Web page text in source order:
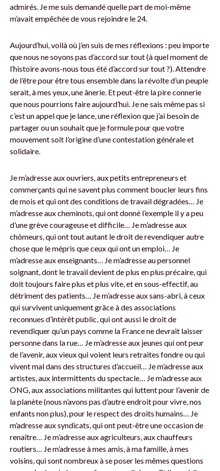
admirés. Je me suis demandé quelle part de moi-même
m’avait empêchée de vous rejoindre le 24.
Aujourd’hui, voilà où j’en suis de mes réflexions : peu importe
que nous ne soyons pas d’accord sur tout (à quel moment de
l’histoire avons-nous tous été d’accord sur tout ?). Attendre
de l’être pour être tous ensemble dans la révolte d’un peuple
serait, à mes yeux, une ânerie. Et peut-être la pire connerie
que nous pourrions faire aujourd’hui. Je ne sais même pas si
c’est un appel que je lance, une réflexion que j’ai besoin de
partager ou un souhait que je formule pour que votre
mouvement soit l’origine d’une contestation générale et
solidaire.
Je m’adresse aux ouvriers, aux petits entrepreneurs et
commerçants qui ne savent plus comment boucler leurs fins
de mois et qui ont des conditions de travail dégradées… Je
m’adresse aux cheminots, qui ont donné l’exemple il y a peu
d’une grève courageuse et difficile… Je m’adresse aux
chômeurs, qui ont tout autant le droit de revendiquer autre
chose que le mépris que ceux qui ont un emploi… Je
m’adresse aux enseignants… Je m’adresse au personnel
soignant, dont le travail devient de plus en plus précaire, qui
doit toujours faire plus et plus vite, et en sous-effectif, au
détriment des patients… Je m’adresse aux sans-abri, à ceux
qui survivent uniquement grâce à des associations
reconnues d’intérêt public, qui ont aussi le droit de
revendiquer qu’un pays comme la France ne devrait laisser
personne dans la rue… Je m’adresse aux jeunes qui ont peur
de l’avenir, aux vieux qui voient leurs retraites fondre ou qui
vivent mal dans des structures d’accueil… Je m’adresse aux
artistes, aux intermittents du spectacle… Je m’adresse aux
ONG, aux associations militantes qui luttent pour l’avenir de
la planète (nous n’avons pas d’autre endroit pour vivre, nos
enfants non plus), pour le respect des droits humains… Je
m’adresse aux syndicats, qui ont peut-être une occasion de
renaître… Je m’adresse aux agriculteurs, aux chauffeurs
routiers… Je m’adresse à mes amis, à ma famille, à mes
voisins, qui sont nombreux à se poser les mêmes questions